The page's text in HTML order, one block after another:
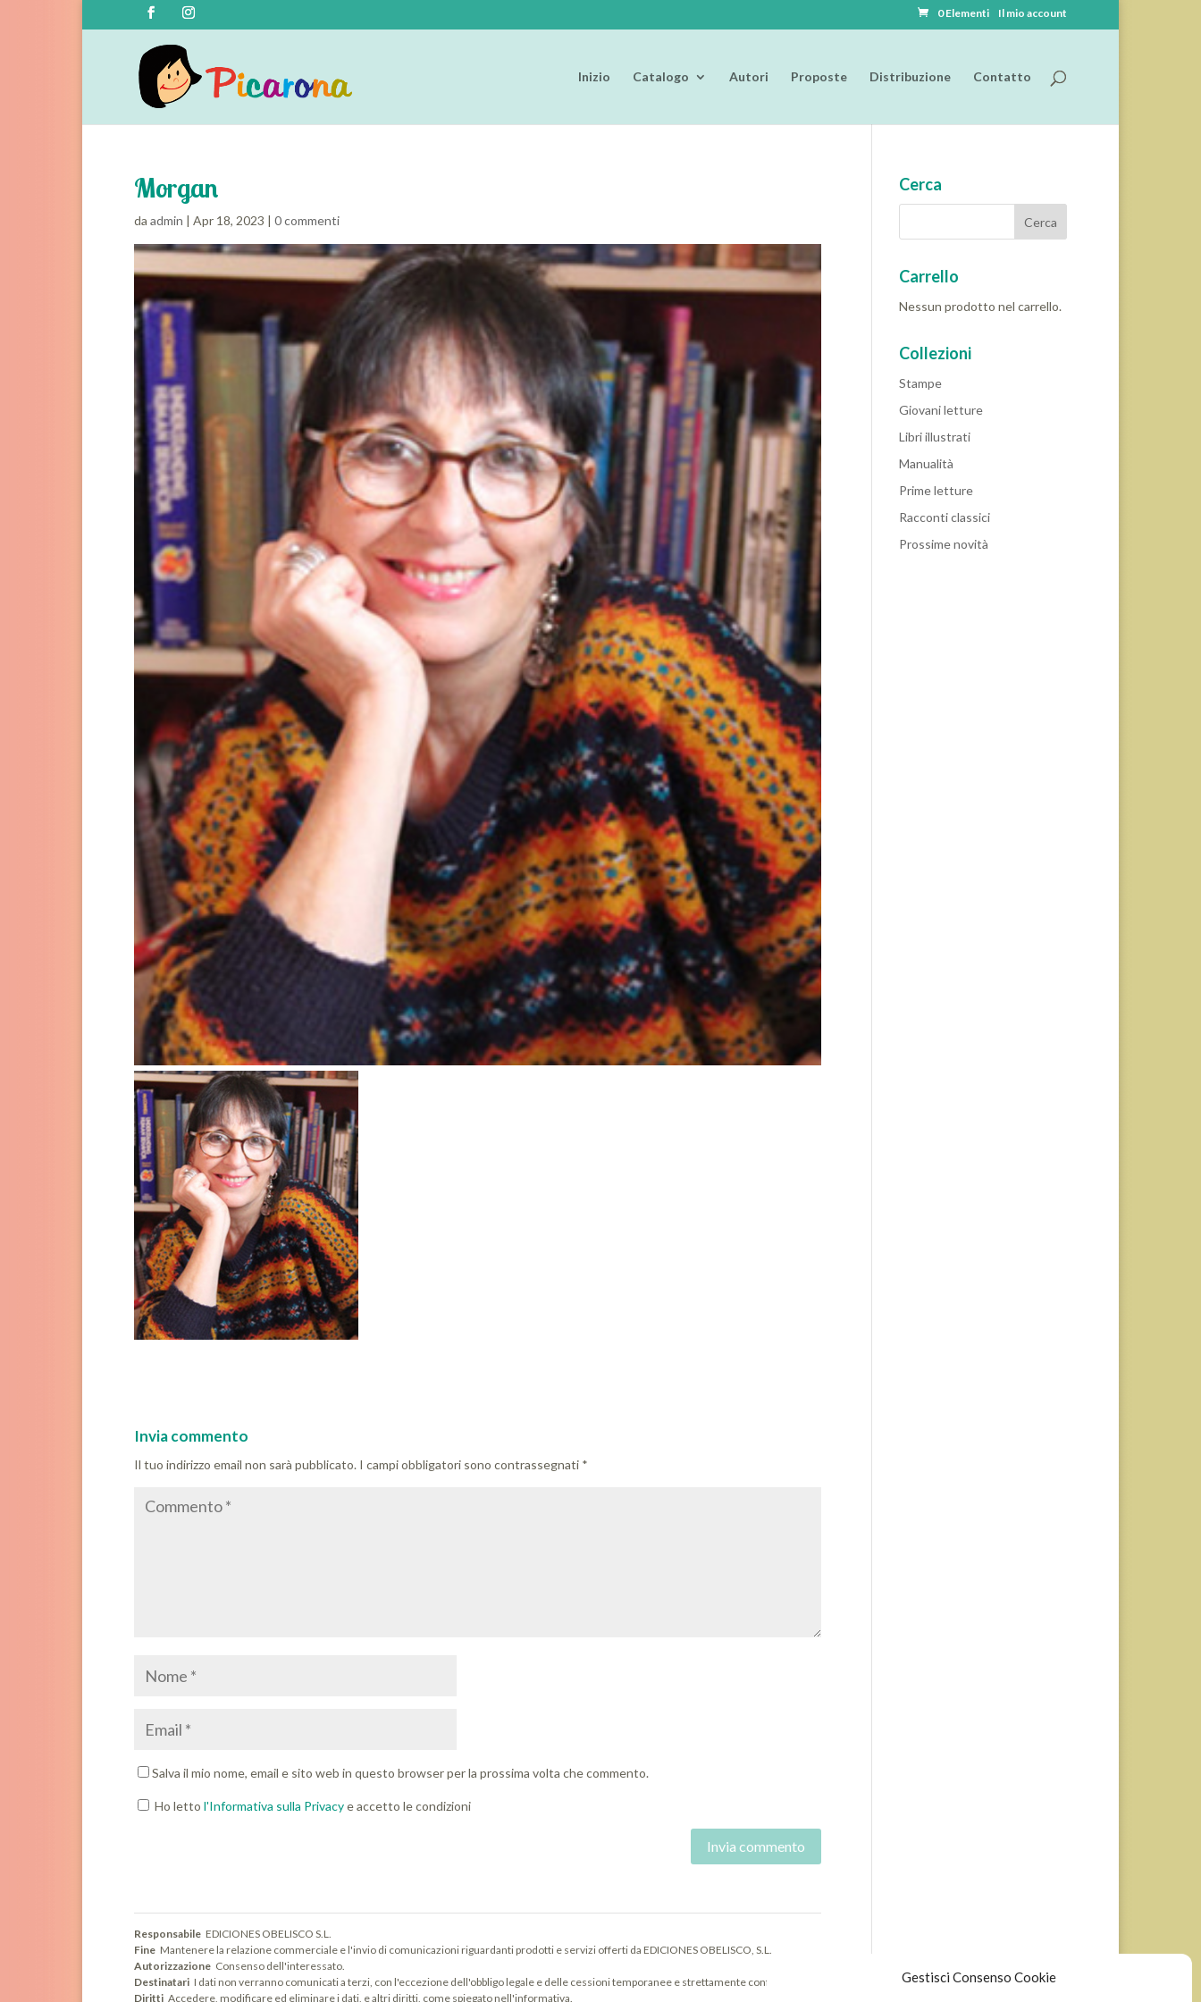
Gestisci Consenso Cookie
Il mio account
0 Elementi
Inizio Catalogo Autori Proposte Distribuzione Contatto
Morgan
da admin | Apr 18, 2023 | 0 commenti
Invia commento
Il tuo indirizzo email non sarà pubblicato. I campi obbligatori sono contrassegnati *
Salva il mio nome, email e sito web in questo browser per la prossima volta che commento.
Ho letto l'Informativa sulla Privacye accetto le condizioni
Responsabile EDICIONES OBELISCO S.L.
Fine Mantenere la relazione commerciale e l'invio di comunicazioni riguardanti prodotti e servizi offerti da EDICIONES OBELISCO, S.L.
Autorizzazione Consenso dell'interessato.
Destinatari I dati non verranno comunicati a terzi, con l'eccezione dell'obbligo legale e delle cessioni temporanee e strettamente confidenziali.
Diritti Accedere, modificare ed eliminare i dati, e altri diritti, come spiegato nell'informativa.
Cerca
Carrello
Nessun prodotto nel carrello.
Collezioni
Stampe
Giovani letture
Libri illustrati
Manualità
Prime letture
Racconti classici
Prossime novità